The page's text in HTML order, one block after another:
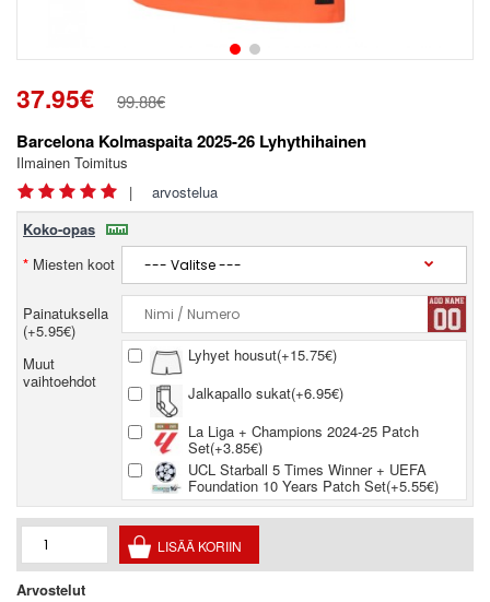
37.95€ 99.88€
Barcelona Kolmaspaita 2025-26 Lyhythihainen
Ilmainen Toimitus
|
arvostelua
Koko-opas
Miesten koot
Painatuksella
(+5.95€)
Muut
vaihtoehdot
Lyhyet housut(+15.75€)
Jalkapallo sukat(+6.95€)
La Liga + Champions 2024-25 Patch
Set(+3.85€)
UCL Starball 5 Times Winner + UEFA
Foundation 10 Years Patch Set(+5.55€)
Arvostelut